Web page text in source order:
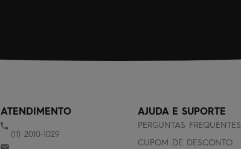
ATENDIMENTO
(11) 2010-1029
AJUDA E SUPORTE
PERGUNTAS FREQUENTES
CUPOM DE DESCONTO